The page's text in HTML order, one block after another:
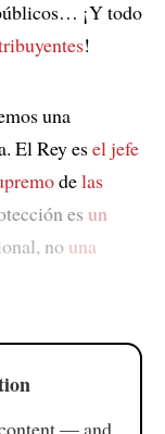
¡Y todo
!
una
El Rey esel jefe
delas
es un
no una
— and